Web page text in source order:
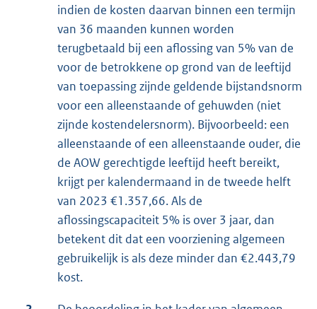
indien de kosten daarvan binnen een termijn
van 36 maanden kunnen worden
terugbetaald bij een aflossing van 5% van de
voor de betrokkene op grond van de leeftijd
van toepassing zijnde geldende bijstandsnorm
voor een alleenstaande of gehuwden (niet
zijnde kostendelersnorm). Bijvoorbeeld: een
alleenstaande of een alleenstaande ouder, die
de AOW gerechtigde leeftijd heeft bereikt,
krijgt per kalendermaand in de tweede helft
van 2023 €1.357,66. Als de
aflossingscapaciteit 5% is over 3 jaar, dan
betekent dit dat een voorziening algemeen
gebruikelijk is als deze minder dan €2.443,79
kost.